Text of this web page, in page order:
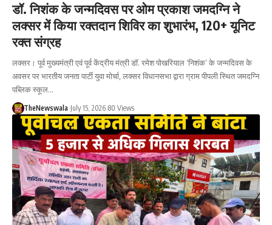
डॉ. निशंक के जन्मदिवस पर ओम प्रकाश जमदग्नि ने
लक्सर में किया रक्तदान शिविर का शुभारंभ, 120+ यूनिट
रक्त संग्रह
लक्सर। पूर्व मुख्यमंत्री एवं पूर्व केंद्रीय मंत्री डॉ. रमेश पोखरियाल ‘निशंक’ के जन्मदिवस के
अवसर पर भारतीय जनता पार्टी युवा मोर्चा, लक्सर विधानसभा द्वारा ग्राम पीपली स्थित जमदग्नि
पब्लिक स्कूल…
TheNewswala July 15, 2026 80 Views